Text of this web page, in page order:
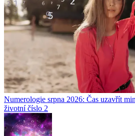
Numerologie srpna 2026: Čas uzavřít
životní číslo 2